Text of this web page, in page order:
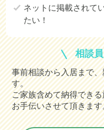
ネットに掲載されて
たい！
相談
事前相談から入居まで
す。
ご家族含めて納得でき
お手伝いさせて頂きます